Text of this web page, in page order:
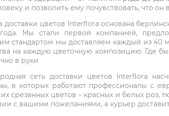
и позволить ему почувствовать, что он
доставки цветов Interflora основана
года. Мы стали первой компанией,
стандартом мы доставляем каждый из
на каждую цветочную композицию. Где
в руки
сеть доставки цветов Interflora
в которых работают профессионалы с
срезанных цветов – красных и белых
с вашими пожеланиями, а курьер